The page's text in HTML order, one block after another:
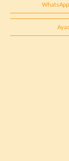
WhatsApp